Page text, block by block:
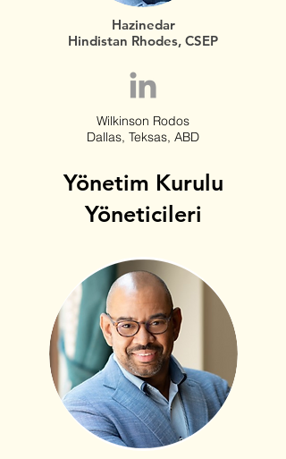
Hazinedar
Hindistan Rhodes, CSEP
Wilkinson Rodos
Dallas, Teksas, ABD
Yönetim Kurulu
Yöneticileri